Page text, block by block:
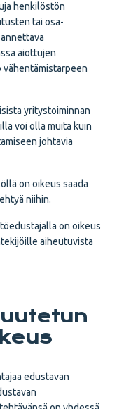
henkilöstön
tai osa-
aiottujen
yritystoiminnan
voi olla muita kuin
johtavia
on oikeus saada
niihin.
on oikeus
aiheutuvista
edustavan